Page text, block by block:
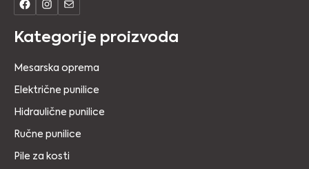
Kategorije proizvoda
Mesarska oprema
Električne punilice
Hidraulične punilice
Ručne punilice
Pile za kosti